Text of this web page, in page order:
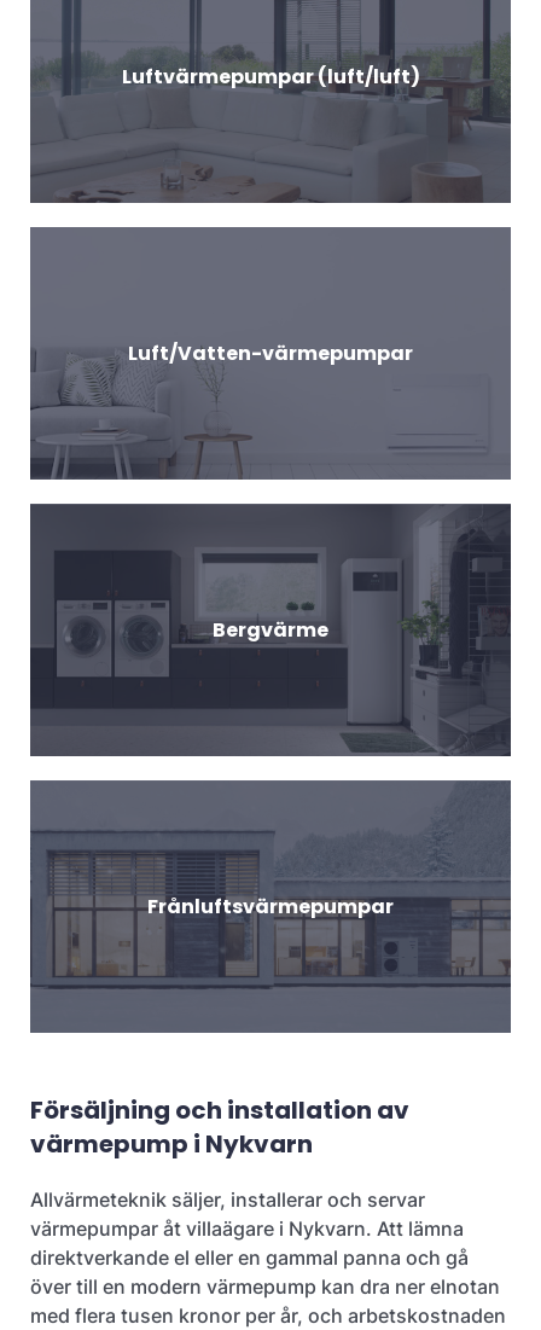
Luftvärmepumpar (luft/luft)
Luft/Vatten-värmepumpar
Bergvärme
Frånluftsvärmepumpar
Försäljning och installation av
värmepump i Nykvarn
Allvärmeteknik säljer, installerar och servar
värmepumpar åt villaägare i Nykvarn. Att lämna
direktverkande el eller en gammal panna och gå
över till en modern värmepump kan dra ner elnotan
med flera tusen kronor per år, och arbetskostnaden